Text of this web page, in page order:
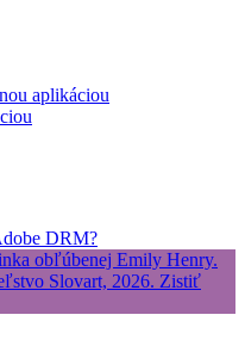
aplikáciou
DRM?